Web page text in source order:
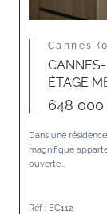
Cannes
CANNES-
ÉTAGE
648
Dans une
magnifique
ouverte...
Réf : EC112